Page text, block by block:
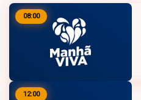
08:00
12:00